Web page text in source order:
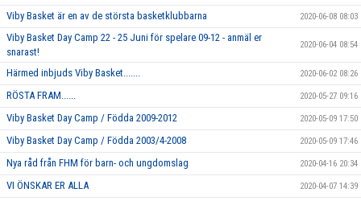
Viby Basket är en av de största basketklubbarna 2020-06-08 08:03
Viby Basket Day Camp 22 - 25 Juni för spelare 09-12 - anmäl er
snarast!
2020-06-04 08:54
Härmed inbjuds Viby Basket....... 2020-06-02 08:26
RÖSTA FRAM...... 2020-05-27 09:16
Viby Basket Day Camp / Födda 2009-2012 2020-05-09 17:50
Viby Basket Day Camp / Födda 2003/4-2008 2020-05-09 17:46
Nya råd från FHM för barn- och ungdomslag 2020-04-16 20:34
VI ÖNSKAR ER ALLA 2020-04-07 14:39